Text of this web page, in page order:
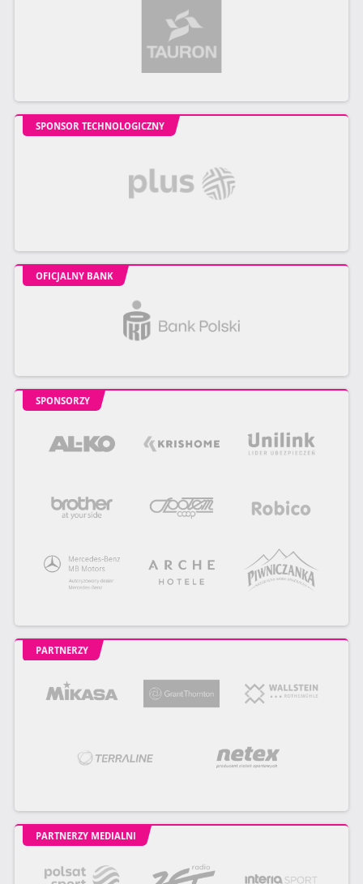
SPONSOR TECHNOLOGICZNY
OFICJALNY BANK
SPONSORZY
PARTNERZY
PARTNERZY MEDIALNI